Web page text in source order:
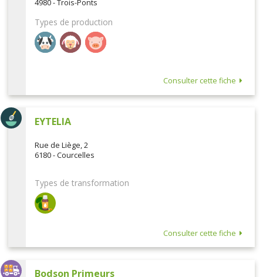
4980 - Trois-Ponts
Types de production
Consulter cette fiche
EYTELIA
Rue de Liège, 2
6180 - Courcelles
Types de transformation
Consulter cette fiche
Bodson Primeurs